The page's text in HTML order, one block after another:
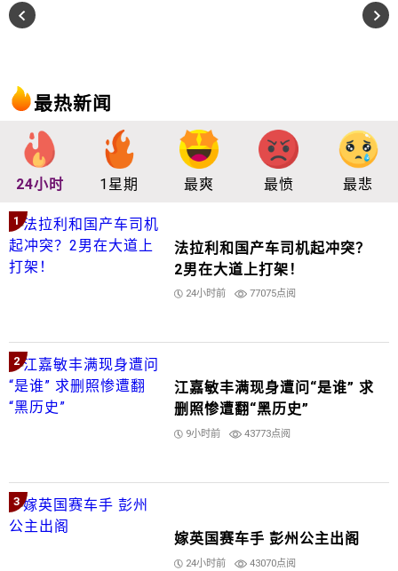
最热新闻
24小时 1星期 最爽 最愤 最悲
1
法拉利和国产车司机起冲突？
2男在大道上打架！
24小时前 77075点阅
2
江嘉敏丰满现身遭问“是谁” 求
删照惨遭翻“黑历史”
9小时前 43773点阅
3
嫁英国赛车手 彭州公主出阁
24小时前 43070点阅